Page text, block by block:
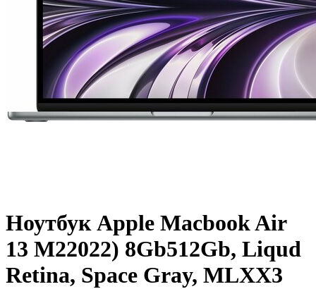
Ноутбук Apple Macbook Air
13 M22022) 8Gb512Gb, Liqud
Retina, Space Gray, MLXX3